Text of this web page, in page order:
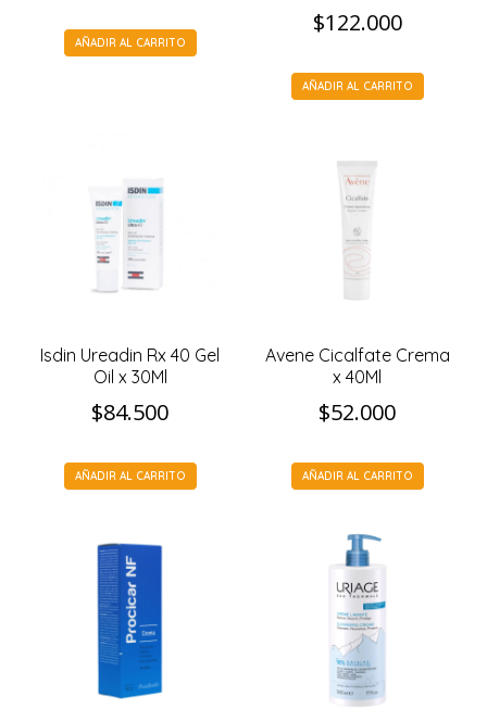
AÑADIR AL CARRITO
$122.000
AÑADIR AL CARRITO
Isdin Ureadin Rx 40 Gel
Oil x 30Ml
$84.500
AÑADIR AL CARRITO
Avene Cicalfate Crema
x 40Ml
$52.000
AÑADIR AL CARRITO